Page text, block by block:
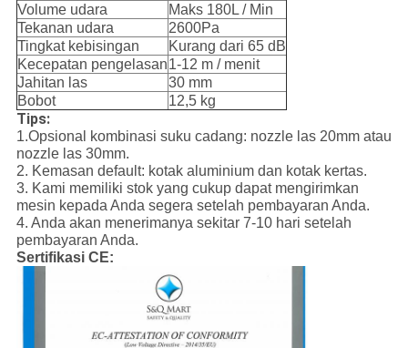
Volume udara
Maks 180L / Min
Tekanan udara
2600Pa
Tingkat kebisingan
Kurang dari 65 dB
Kecepatan pengelasan1-12 m / menit
Jahitan las
30 mm
Bobot
12,5 kg
Tips:
1.Opsional kombinasi suku cadang: nozzle las 20mm atau
nozzle las 30mm.
2. Kemasan default: kotak aluminium dan kotak kertas.
3. Kami memiliki stok yang cukup dapat mengirimkan
mesin kepada Anda segera setelah pembayaran Anda.
4. Anda akan menerimanya sekitar 7-10 hari setelah
pembayaran Anda.
Sertifikasi CE: